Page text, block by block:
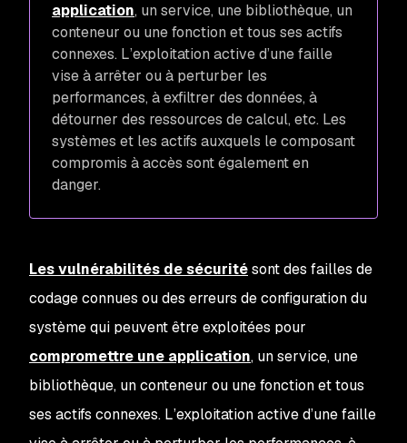
application, un service, une bibliothèque, un
conteneur ou une fonction et tous ses actifs
connexes. L’exploitation active d’une faille
vise à arrêter ou à perturber les
performances, à exfiltrer des données, à
détourner des ressources de calcul, etc. Les
systèmes et les actifs auxquels le composant
compromis à accès sont également en
danger.
Les vulnérabilités de sécuritésont des failles de
codage connues ou des erreurs de configuration du
système qui peuvent être exploitées pour
compromettre une application, un service, une
bibliothèque, un conteneur ou une fonction et tous
ses actifs connexes. L’exploitation active d’une faille